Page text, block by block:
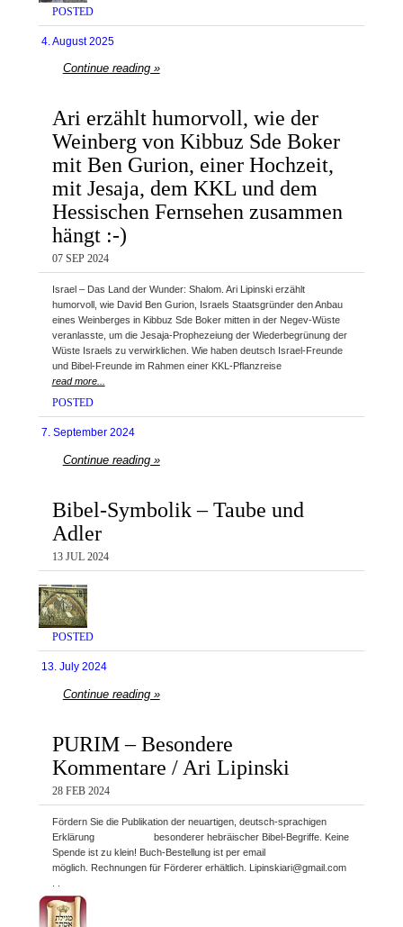
POSTED
4. August 2025
Continue reading »
Ari erzählt humorvoll, wie der
Weinberg von Kibbuz Sde Boker
mit Ben Gurion, einer Hochzeit,
mit Jesaja, dem KKL und dem
Hessischen Fernsehen zusammen
hängt :-)
07 SEP 2024
Israel – Das Land der Wunder: Shalom. Ari Lipinski erzählt
humorvoll, wie David Ben Gurion, Israels Staatsgründer den Anbau
eines Weinberges in Kibbuz Sde Boker mitten in der Negev-Wüste
veranlasste, um die Jesaja-Prophezeiung der Wiederbegrünung der
Wüste Israels zu verwirklichen. Wie haben deutsch Israel-Freunde
und Bibel-Freunde im Rahmen einer KKL-Pflanzreise
read more...
POSTED
7. September 2024
Continue reading »
Bibel-Symbolik – Taube und
Adler
13 JUL 2024
POSTED
13. July 2024
Continue reading »
PURIM – Besondere
Kommentare / Ari Lipinski
28 FEB 2024
Fördern Sie die Publikation der neuartigen, deutsch-sprachigen
Erklärung besonderer hebräischer Bibel-Begriffe. Keine
Spende ist zu klein! Buch-Bestellung ist per email
möglich. Rechnungen für Förderer erhältlich. Lipinskiari@gmail.com